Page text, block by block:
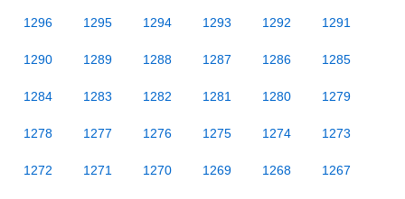
1296 1295 1294 1293 1292 1291
1290 1289 1288 1287 1286 1285
1284 1283 1282 1281 1280 1279
1278 1277 1276 1275 1274 1273
1272 1271 1270 1269 1268 1267